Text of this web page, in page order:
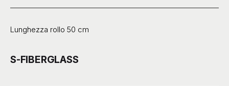
Lunghezza rollo 50 cm
S-FIBERGLASS